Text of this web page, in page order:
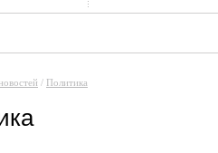
/ Политика